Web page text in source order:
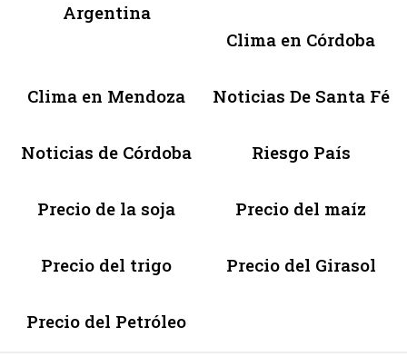
Argentina
Clima en Córdoba
Clima en Mendoza Noticias De Santa Fé
Noticias de Córdoba Riesgo País
Precio de la soja Precio del maíz
Precio del trigo Precio del Girasol
Precio del Petróleo